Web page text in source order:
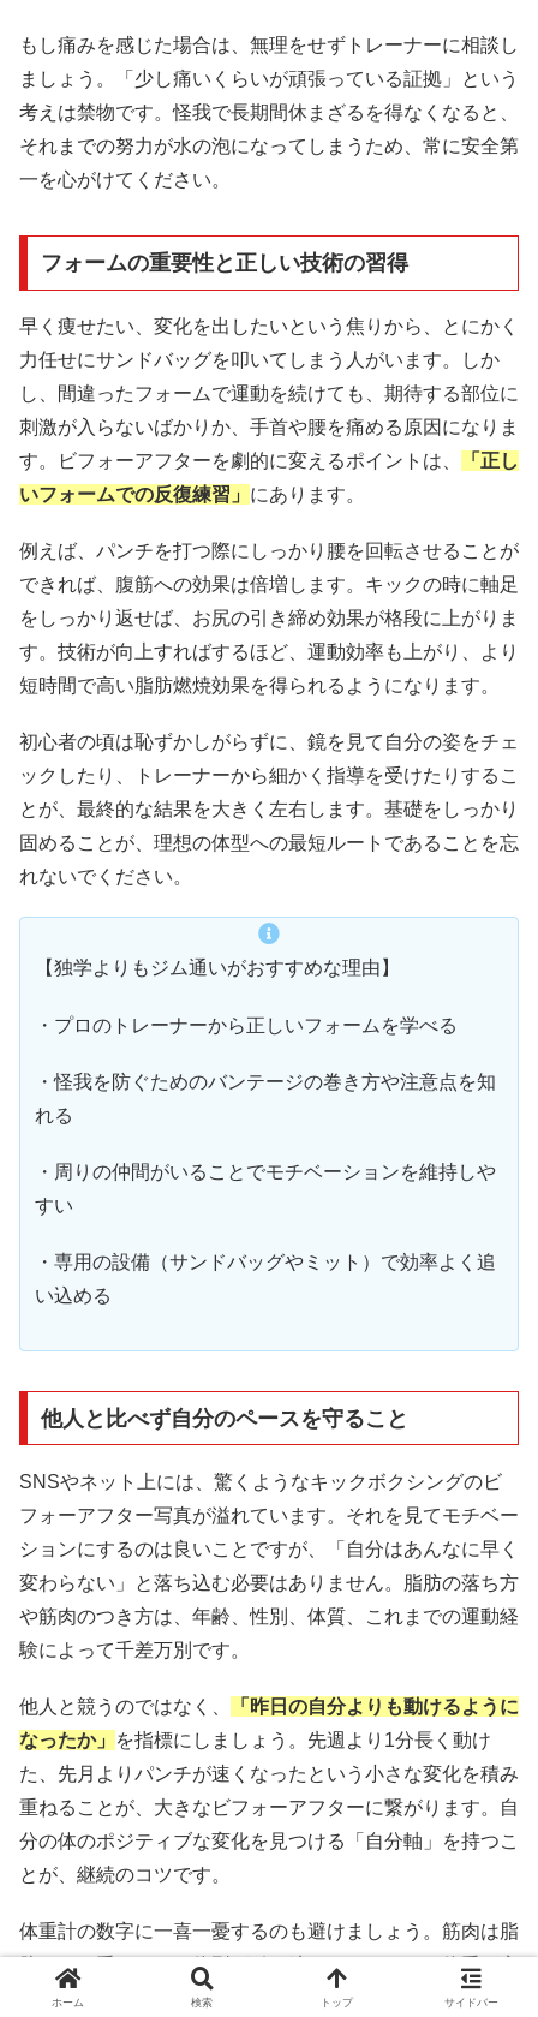
もし痛みを感じた場合は、無理をせずトレーナーに相談し
ましょう。「少し痛いくらいが頑張っている証拠」という
考えは禁物です。怪我で長期間休まざるを得なくなると、
それまでの努力が水の泡になってしまうため、常に安全第
一を心がけてください。
フォームの重要性と正しい技術の習得
早く痩せたい、変化を出したいという焦りから、とにかく
力任せにサンドバッグを叩いてしまう人がいます。しか
し、間違ったフォームで運動を続けても、期待する部位に
刺激が入らないばかりか、手首や腰を痛める原因になりま
す。ビフォーアフターを劇的に変えるポイントは、
「正し
いフォームでの反復練習」 にあります。
例えば、パンチを打つ際にしっかり腰を回転させることが
できれば、腹筋への効果は倍増します。キックの時に軸足
をしっかり返せば、お尻の引き締め効果が格段に上がりま
す。技術が向上すればするほど、運動効率も上がり、より
短時間で高い脂肪燃焼効果を得られるようになります。
初心者の頃は恥ずかしがらずに、鏡を見て自分の姿をチェ
ックしたり、トレーナーから細かく指導を受けたりするこ
とが、最終的な結果を大きく左右します。基礎をしっかり
固めることが、理想の体型への最短ルートであることを忘
れないでください。
【独学よりもジム通いがおすすめな理由】
・プロのトレーナーから正しいフォームを学べる
・怪我を防ぐためのバンテージの巻き方や注意点を知
れる
・周りの仲間がいることでモチベーションを維持しや
すい
・専用の設備（サンドバッグやミット）で効率よく追
い込める
他人と比べず自分のペースを守ること
SNSやネット上には、驚くようなキックボクシングのビ
フォーアフター写真が溢れています。それを見てモチベー
ションにするのは良いことですが、「自分はあんなに早く
変わらない」と落ち込む必要はありません。脂肪の落ち方
や筋肉のつき方は、年齢、性別、体質、これまでの運動経
験によって千差万別です。
他人と競うのではなく、
「昨日の自分よりも動けるように
なったか」
を指標にしましょう。先週より1分長く動け
た、先月よりパンチが速くなったという小さな変化を積み
重ねることが、大きなビフォーアフターに繋がります。自
分の体のポジティブな変化を見つける「自分軸」を持つこ
とが、継続のコツです。
体重計の数字に一喜一憂するのも避けましょう。筋肉は脂
肪よりも重いため、体型が引き締まっているのに体重が変
わらない、というケースはよくあります。数値よりも「見
ホーム 検索 トップ サイドバー